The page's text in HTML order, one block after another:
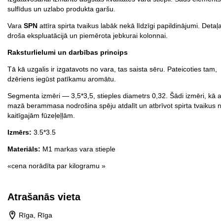
sulfīdus un uzlabo produkta garšu.
Vara SPN attīra spirta tvaikus labāk nekā līdzīgi papildinājumi.
droša ekspluatācijā un piemērota jebkurai kolonnai.
Raksturlielumi un darbības princips
Tā kā uzgalis ir izgatavots no vara, tas saista sēru. Pateicoties tam,
dzēriens iegūst patīkamu aromātu.
Segmenta izmēri — 3,5*3,5, stieples diametrs 0,32. Šādi izmēri, kā
mazā berammasa nodrošina spēju atdalīt un atbrīvot spirta tvaikus
kaitīgajām fūzeļeļļām.
Izmērs: 3.5*3.5
Materiāls: M1 markas vara stieple
«cena norādīta par kilogramu »
Atrašanās vieta
Rīga, Rīga